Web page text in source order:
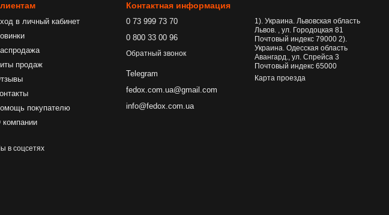
в личный кабинет
продаж
покупателю
в соцсетях
Контактная информация
0 73 999 73 70
0 800 33 00 96
Обратный звонок
Telegram
fedox.com.ua@gmail.com
info@fedox.com.ua
1). Украина. Львовская область
Львов. , ул. Городоцкая 81
Почтовый индекс 79000 2).
Украина. Одесская область
Авангард., ул. Спрейса 3
Почтовый индекс 65000
Карта проезда